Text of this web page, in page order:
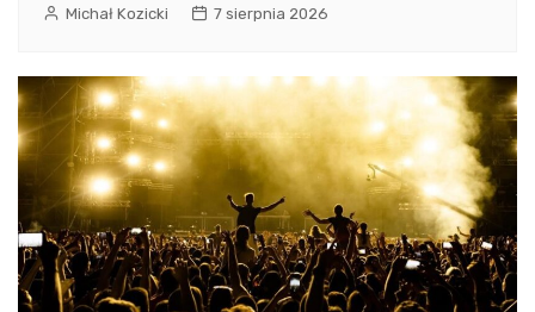
Michał Kozicki 7 sierpnia 2026